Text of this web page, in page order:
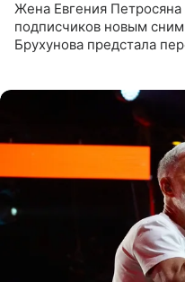
Жена Евгения Петросяна
подписчиков новым
Брухунова предстала